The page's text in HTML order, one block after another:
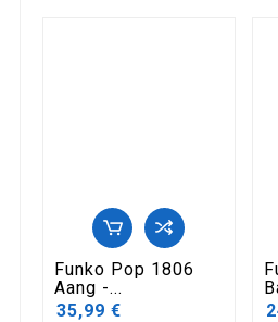
Funko Pop 1806
Aang -...
35,99 €